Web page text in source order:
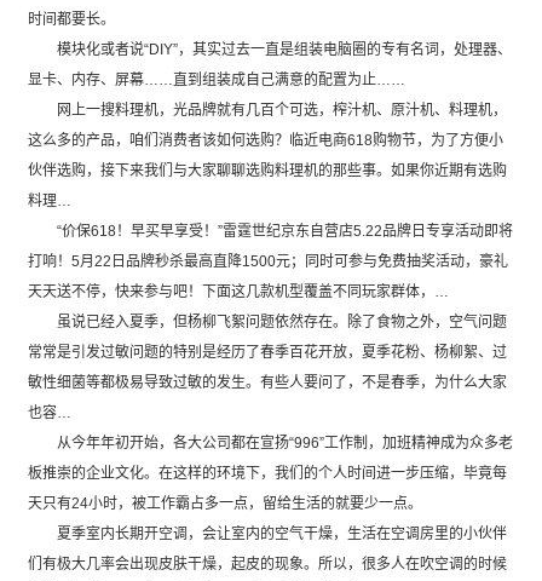
时间都要长。
模块化或者说“DIY”，其实过去一直是组装电脑圈的专有名词，处理器、
显卡、内存、屏幕……直到组装成自己满意的配置为止……
网上一搜料理机，光品牌就有几百个可选，榨汁机、原汁机、料理机，
这么多的产品，咱们消费者该如何选购？临近电商618购物节，为了方便小
伙伴选购，接下来我们与大家聊聊选购料理机的那些事。如果你近期有选购
料理…
“价保618！早买早享受！”雷霆世纪京东自营店5.22品牌日专享活动即将
打响！5月22日品牌秒杀最高直降1500元；同时可参与免费抽奖活动，豪礼
天天送不停，快来参与吧！下面这几款机型覆盖不同玩家群体，…
虽说已经入夏季，但杨柳飞絮问题依然存在。除了食物之外，空气问题
常常是引发过敏问题的特别是经历了春季百花开放，夏季花粉、杨柳絮、过
敏性细菌等都极易导致过敏的发生。有些人要问了，不是春季，为什么大家
也容…
从今年年初开始，各大公司都在宣扬“996”工作制，加班精神成为众多老
板推崇的企业文化。在这样的环境下，我们的个人时间进一步压缩，毕竟每
天只有24小时，被工作霸占多一点，留给生活的就要少一点。
夏季室内长期开空调，会让室内的空气干燥，生活在空调房里的小伙伴
们有极大几率会出现皮肤干燥，起皮的现象。所以，很多人在吹空调的时候